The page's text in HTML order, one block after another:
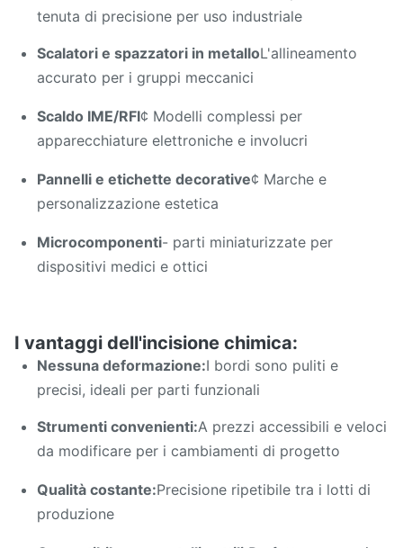
tenuta di precisione per uso industriale
Scalatori e spazzatori in metalloL'allineamento
accurato per i gruppi meccanici
Scaldo IME/RFI¢ Modelli complessi per
apparecchiature elettroniche e involucri
Pannelli e etichette decorative¢ Marche e
personalizzazione estetica
Microcomponenti- parti miniaturizzate per
dispositivi medici e ottici
I vantaggi dell'incisione chimica:
Nessuna deformazione:I bordi sono puliti e
precisi, ideali per parti funzionali
Strumenti convenienti:A prezzi accessibili e veloci
da modificare per i cambiamenti di progetto
Qualità costante:Precisione ripetibile tra i lotti di
produzione